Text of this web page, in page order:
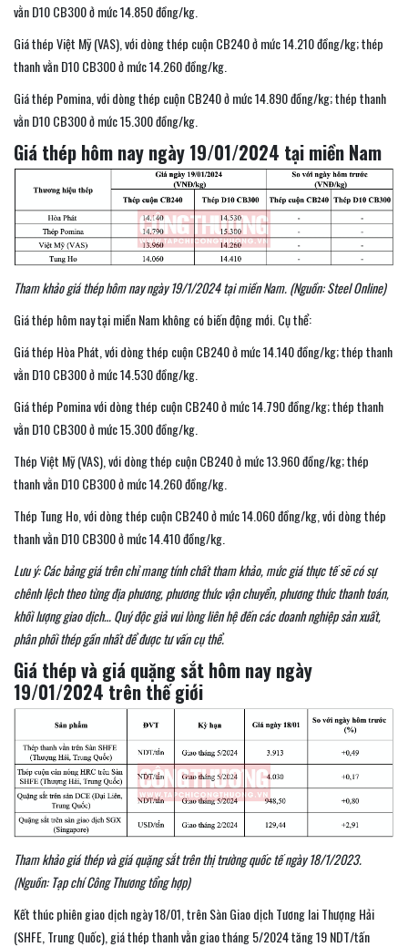
vằn D10 CB300 ở mức 14.850 đồng/kg.
Giá thép Việt Mỹ (VAS), với dòng thép cuộn CB240 ở mức 14.210 đồng/kg; thép
thanh vằn D10 CB300 ở mức 14.260 đồng/kg.
Giá thép Pomina, với dòng thép cuộn CB240 ở mức 14.890 đồng/kg; thép thanh
vằn D10 CB300 ở mức 15.300 đồng/kg.
Giá thép hôm nay ngày 19/01/2024 tại miền Nam
Tham khảo giá thép hôm nay ngày 19/1/2024 tại miền Nam. (Nguồn: Steel Online)
Giá thép hôm nay tại miền Nam không có biến động mới. Cụ thể:
Giá thép Hòa Phát, với dòng thép cuộn CB240 ở mức 14.140 đồng/kg; thép thanh
vằn D10 CB300 ở mức 14.530 đồng/kg.
Giá thép Pomina với dòng thép cuộn CB240 ở mức 14.790 đồng/kg; thép thanh
vằn D10 CB300 ở mức 15.300 đồng/kg.
Thép Việt Mỹ (VAS), với dòng thép cuộn CB240 ở mức 13.960 đồng/kg; thép
thanh vằn D10 CB300 ở mức 14.260 đồng/kg.
Thép Tung Ho, với dòng thép cuộn CB240 ở mức 14.060 đồng/kg, với dòng thép
thanh vằn D10 CB300 ở mức 14.410 đồng/kg.
Lưu ý: Các bảng giá trên chỉ mang tính chất tham khảo, mức giá thực tế sẽ có sự
chênh lệch theo từng địa phương, phương thức vận chuyển, phương thức thanh toán,
khối lượng giao dịch… Quý độc giả vui lòng liên hệ đến các doanh nghiệp sản xuất,
phân phối thép gần nhất để được tư vấn cụ thể.
Giá thép và giá quặng sắt hôm nay ngày
19/01/2024 trên thế giới
Tham khảo giá thép và giá quặng sắt trên thị trường quốc tế ngày 18/1/2023.
(Nguồn: Tạp chí Công Thương tổng hợp)
Kết thúc phiên giao dịch ngày 18/01, trên Sàn Giao dịch Tương lai Thượng Hải
(SHFE, Trung Quốc), giá thép thanh vằn giao tháng 5/2024 tăng 19 NDT/tấn